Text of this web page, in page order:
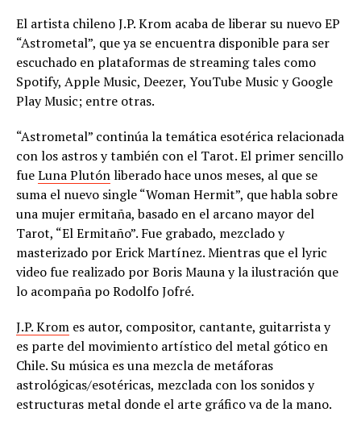
El artista chileno J.P. Krom acaba de liberar su nuevo EP
“Astrometal”, que ya se encuentra disponible para ser
escuchado en plataformas de streaming tales como
Spotify, Apple Music, Deezer, YouTube Music y Google
Play Music; entre otras.
“Astrometal” continúa la temática esotérica relacionada
con los astros y también con el Tarot. El primer sencillo
fueLuna Plutónliberado hace unos meses, al que se
suma el nuevo single “Woman Hermit”, que habla sobre
una mujer ermitaña, basado en el arcano mayor del
Tarot, “El Ermitaño”. Fue grabado, mezclado y
masterizado por Erick Martínez. Mientras que el lyric
video fue realizado por Boris Mauna y la ilustración que
lo acompaña po Rodolfo Jofré.
J.P. Krom es autor, compositor, cantante, guitarrista y
es parte del movimiento artístico del metal gótico en
Chile. Su música es una mezcla de metáforas
astrológicas/esotéricas, mezclada con los sonidos y
estructuras metal donde el arte gráfico va de la mano.